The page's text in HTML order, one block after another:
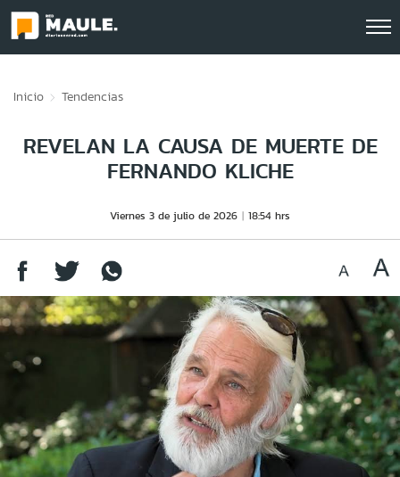
Inicio Tendencias
REVELAN LA CAUSA DE MUERTE DE
FERNANDO KLICHE
Viernes 3 de julio de 2026 18:54 hrs